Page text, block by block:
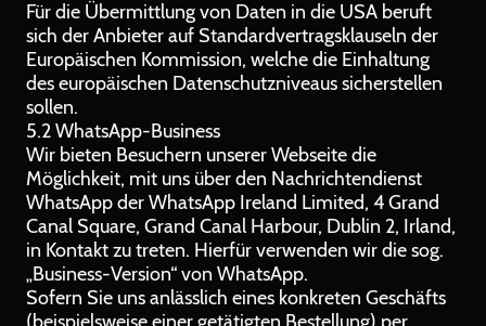
Für die Übermittlung von Daten in die USA beruft
sich der Anbieter auf Standardvertragsklauseln der
Europäischen Kommission, welche die Einhaltung
des europäischen Datenschutzniveaus sicherstellen
sollen.
5.2 WhatsApp-Business
Wir bieten Besuchern unserer Webseite die
Möglichkeit, mit uns über den Nachrichtendienst
WhatsApp der WhatsApp Ireland Limited, 4 Grand
Canal Square, Grand Canal Harbour, Dublin 2, Irland,
in Kontakt zu treten. Hierfür verwenden wir die sog.
„Business-Version“ von WhatsApp.
Sofern Sie uns anlässlich eines konkreten Geschäfts